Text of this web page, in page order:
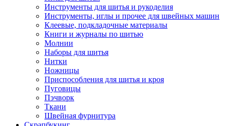
Инструменты для шитья и рукоделия
Инструменты, иглы и прочее для швейных машин
Клеевые, подкладочные материалы
Книги и журналы по шитью
Молнии
Наборы для шитья
Нитки
Ножницы
Приспособления для шитья и кроя
Пуговицы
Пэчворк
Ткани
Швейная фурнитура